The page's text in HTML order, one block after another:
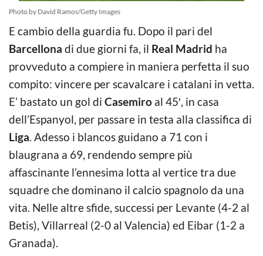
Photo by David Ramos/Getty Images
E cambio della guardia fu. Dopo il pari del
Barcellona di due giorni fa, il Real Madrid ha
provveduto a compiere in maniera perfetta il suo
compito: vincere per scavalcare i catalani in vetta.
E’ bastato un gol di Casemiro al 45′, in casa
dell’Espanyol, per passare in testa alla classifica di
Liga. Adesso i blancos guidano a 71 con i
blaugrana a 69, rendendo sempre più
affascinante l’ennesima lotta al vertice tra due
squadre che dominano il calcio spagnolo da una
vita. Nelle altre sfide, successi per Levante (4-2 al
Betis), Villarreal (2-0 al Valencia) ed Eibar (1-2 a
Granada).